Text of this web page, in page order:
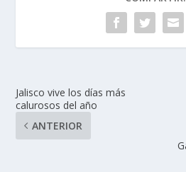
Jalisco vive los días más
calurosos del año
ANTERIOR